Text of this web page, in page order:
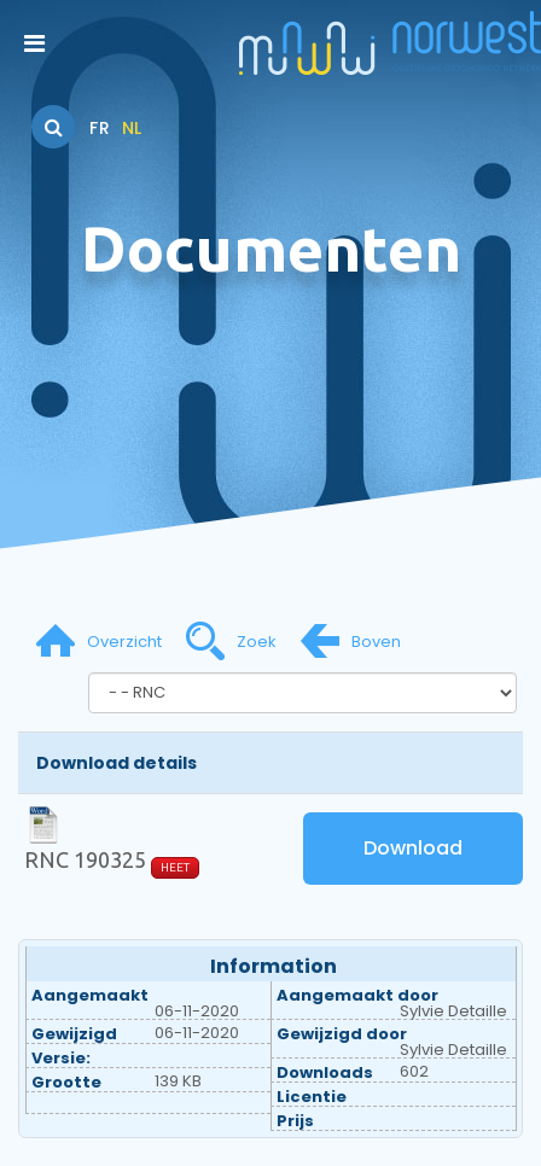
FR NL
Documenten
Overzicht Zoek Boven
Download details
RNC 190325 HEET
Download
Information
Aangemaakt
06-11-2020
Gewijzigd
06-11-2020
Versie:
Grootte
139 KB
Aangemaakt door
Sylvie Detaille
Gewijzigd door
Sylvie Detaille
Downloads
602
Licentie
Prijs